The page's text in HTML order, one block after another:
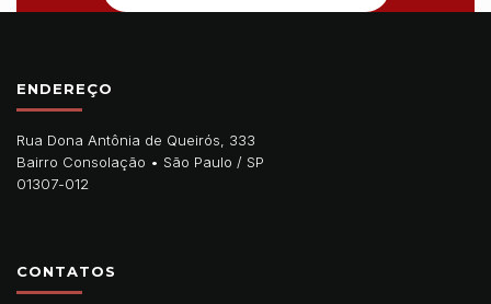
ENDEREÇO
Rua Dona Antônia de Queirós, 333
Bairro Consolação • São Paulo / SP
01307-012
CONTATOS